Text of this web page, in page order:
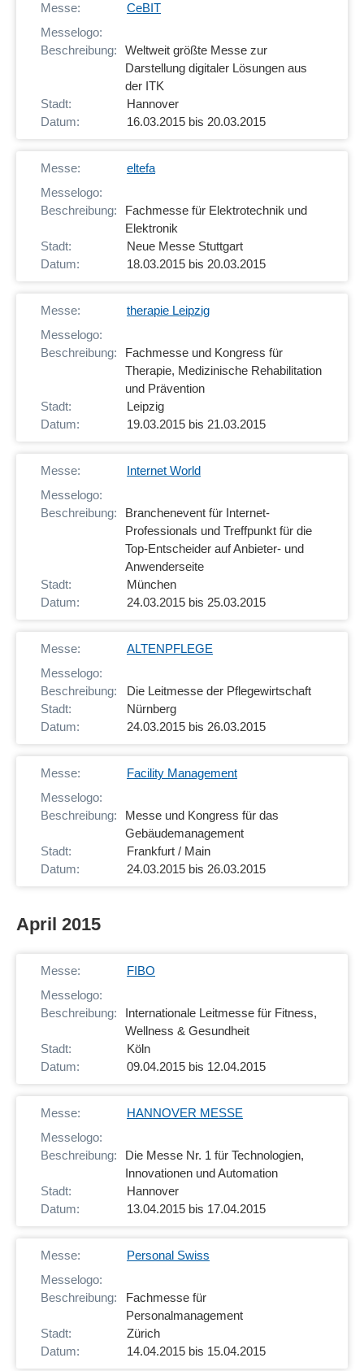
CeBIT
Weltweit größte Messe zur
Darstellung digitaler Lösungen aus
der ITK
Hannover
16.03.2015 bis 20.03.2015
eltefa
Fachmesse für Elektrotechnik und
Elektronik
Neue Messe Stuttgart
18.03.2015 bis 20.03.2015
therapie Leipzig
Fachmesse und Kongress für
Therapie, Medizinische Rehabilitation
und Prävention
Leipzig
19.03.2015 bis 21.03.2015
Internet World
Branchenevent für Internet-
Professionals und Treffpunkt für die
Top-Entscheider auf Anbieter- und
Anwenderseite
München
24.03.2015 bis 25.03.2015
ALTENPFLEGE
Die Leitmesse der Pflegewirtschaft
Nürnberg
24.03.2015 bis 26.03.2015
Facility Management
Messe und Kongress für das
Gebäudemanagement
Frankfurt / Main
24.03.2015 bis 26.03.2015
April 2015
FIBO
Internationale Leitmesse für Fitness,
Wellness & Gesundheit
Köln
09.04.2015 bis 12.04.2015
HANNOVER MESSE
Die Messe Nr. 1 für Technologien,
Innovationen und Automation
Hannover
13.04.2015 bis 17.04.2015
Personal Swiss
Fachmesse für
Personalmanagement
Zürich
14.04.2015 bis 15.04.2015